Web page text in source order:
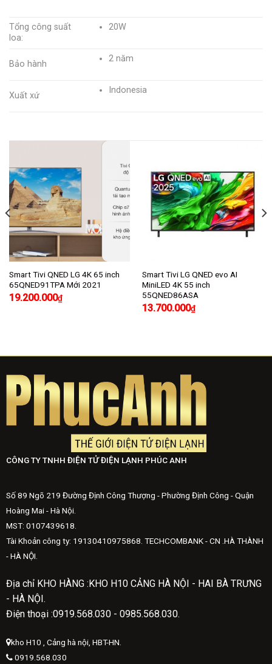
Tổng công suất
loa:
20W
Bảo hành
2 năm
Xuất xứ
Indonesia
Smart Tivi QNED LG 4K 65 inch
65QNED91TPA Mới 2021
19.200.000₫
Smart Tivi LG QNED evo AI
MiniLED 4K 55 inch
55QNED86ASA
13.700.000₫
CÔNG TY TNHH ĐIỆN TỬ ĐIỆN LẠNH PHÚC ANH
Số 89 Ngõ 219 Đường Định Công Thượng - Phường Định Công - Quận
Hoàng Mai - Hà Nội.
MST: 0107439618.
Tài Khoản công ty: 19130410975868. TECHCOMBANK - CN .HÀ THÀNH
- HÀ NỘI.
Địa chỉ KHO HÀNG :KHO H10 CẢNG HÀ NỘI - HAI BÀ TRƯNG
- HÀ NỘI.
Điện thoại :0919.568.030 - 0985.568.030.
kho H10 , Cảng hà nội, HBT-HN.
0919.568.030